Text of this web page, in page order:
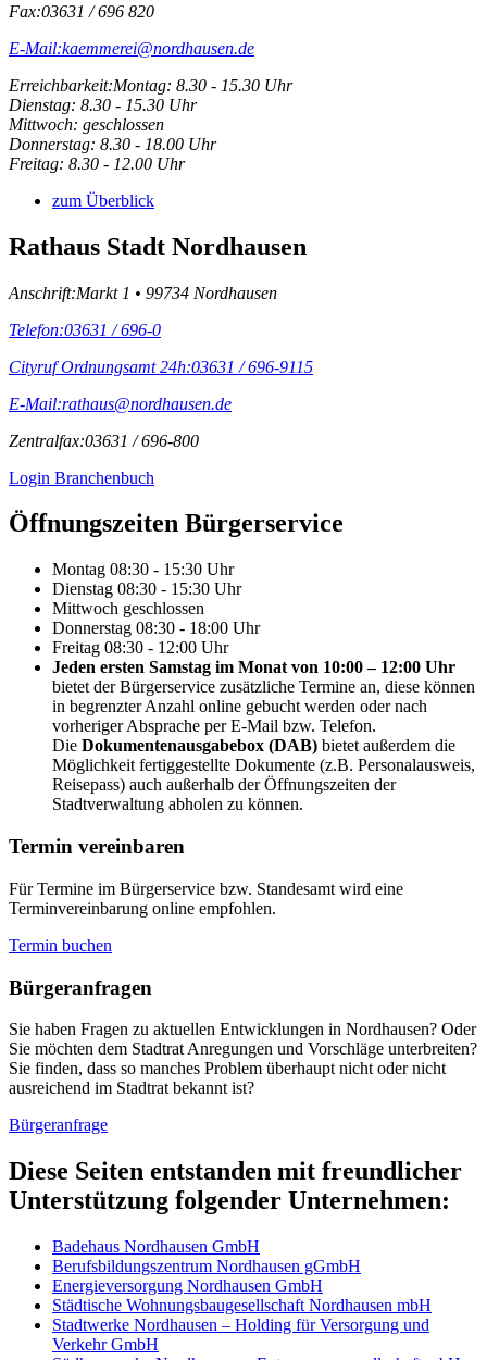
Fax:03631 / 696 820
E-Mail:kaemmerei@nordhausen.de
Erreichbarkeit:Montag: 8.30 - 15.30 Uhr
Dienstag: 8.30 - 15.30 Uhr
Mittwoch: geschlossen
Donnerstag: 8.30 - 18.00 Uhr
Freitag: 8.30 - 12.00 Uhr
zum Überblick
Rathaus Stadt Nordhausen
Anschrift:Markt 1 • 99734 Nordhausen
Telefon:03631 / 696-0
Cityruf Ordnungsamt 24h:03631 / 696-9115
E-Mail:rathaus@nordhausen.de
Zentralfax:03631 / 696-800
Login Branchenbuch
Öffnungs­zeiten Bürgerservice
Montag 08:30 - 15:30 Uhr
Dienstag 08:30 - 15:30 Uhr
Mittwoch geschlossen
Donnerstag 08:30 - 18:00 Uhr
Freitag 08:30 - 12:00 Uhr
Jeden ersten Samstag im Monat von 10:00 – 12:00 Uhr
bietet der Bürgerservice zusätzliche Termine an, diese können
in begrenzter Anzahl online gebucht werden oder nach
vorheriger Absprache per E-Mail bzw. Telefon.
Die Dokumentenausgabebox (DAB) bietet außerdem die
Möglichkeit fertiggestellte Dokumente (z.B. Personalausweis,
Reisepass) auch außerhalb der Öffnungszeiten der
Stadtverwaltung abholen zu können.
Termin vereinbaren
Für Termine im Bürgerservice bzw. Standesamt wird eine
Terminvereinbarung online empfohlen.
Termin buchen
Bürger­anfragen
Sie haben Fragen zu aktuellen Entwicklungen in Nordhausen? Oder
Sie möchten dem Stadtrat Anregungen und Vorschläge unterbreiten?
Sie finden, dass so manches Problem überhaupt nicht oder nicht
ausreichend im Stadtrat bekannt ist?
Bürgeranfrage
Diese Seiten entstanden mit freundlicher
Unterstützung folgender Unternehmen:
Badehaus Nordhausen GmbH
Berufsbildungszentrum Nordhausen gGmbH
Energieversorgung Nordhausen GmbH
Städtische Wohnungsbaugesellschaft Nordhausen mbH
Stadtwerke Nordhausen – Holding für Versorgung und
Verkehr GmbH